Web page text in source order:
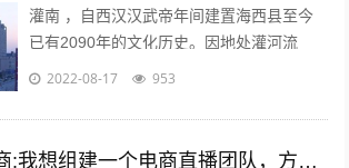
灌南 ，自西汉汉武帝年间建置海西县至今
已有2090年的文化历史。因地处灌河流
域，又因位于灌河之南而得名灌南 ,下辖11
2022-08-17 953
如何直播是电商:我想组建一个电商直播团队，方向是卖女装，请问需要怎么组建？